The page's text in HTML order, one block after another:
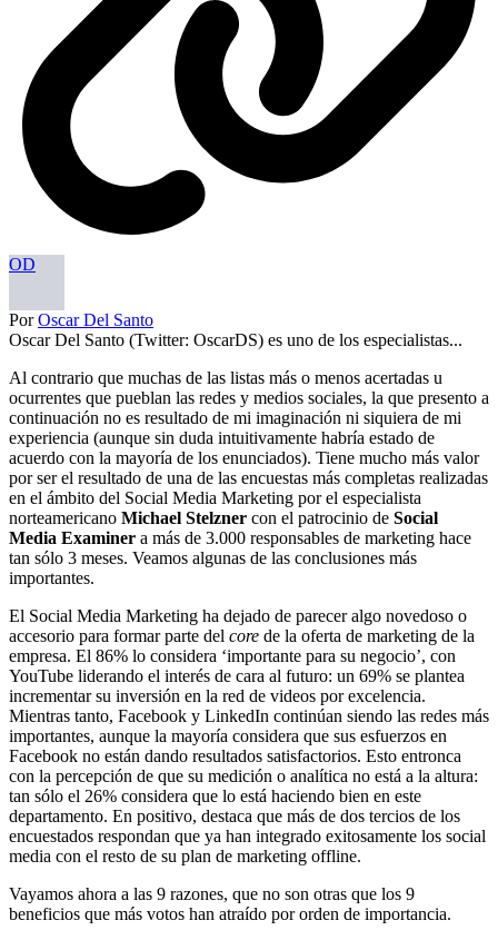
OD
PorOscar Del Santo
Oscar Del Santo (Twitter: OscarDS) es uno de los especialistas...
Al contrario que muchas de las listas más o menos acertadas u
ocurrentes que pueblan las redes y medios sociales, la que presento a
continuación no es resultado de mi imaginación ni siquiera de mi
experiencia (aunque sin duda intuitivamente habría estado de
acuerdo con la mayoría de los enunciados). Tiene mucho más valor
por ser el resultado de una de las encuestas más completas realizadas
en el ámbito del Social Media Marketing por el especialista
norteamericano Michael Stelzner con el patrocinio de Social
Media Examiner a más de 3.000 responsables de marketing hace
tan sólo 3 meses. Veamos algunas de las conclusiones más
importantes.
El Social Media Marketing ha dejado de parecer algo novedoso o
accesorio para formar parte del core de la oferta de marketing de la
empresa. El 86% lo considera ‘importante para su negocio’, con
YouTube liderando el interés de cara al futuro: un 69% se plantea
incrementar su inversión en la red de videos por excelencia.
Mientras tanto, Facebook y LinkedIn continúan siendo las redes más
importantes, aunque la mayoría considera que sus esfuerzos en
Facebook no están dando resultados satisfactorios. Esto entronca
con la percepción de que su medición o analítica no está a la altura:
tan sólo el 26% considera que lo está haciendo bien en este
departamento. En positivo, destaca que más de dos tercios de los
encuestados respondan que ya han integrado exitosamente los social
media con el resto de su plan de marketing offline.
Vayamos ahora a las 9 razones, que no son otras que los 9
beneficios que más votos han atraído por orden de importancia.